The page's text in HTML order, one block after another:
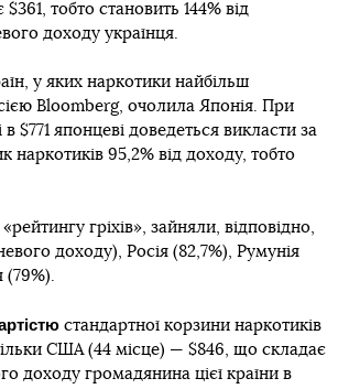
тобто становить 144% від
доходу українця.
у яких наркотики найбільш
Bloomberg, очолила Японія. При
$771 японцеві доведеться викласти за
наркотиків 95,2% від доходу, тобто
гріхів», зайняли, відповідно,
доходу), Росія (82,7%), Румунія
(79%).
стандартної корзини наркотиків
США (44 місце) — $846, що складає
доходу громадянина цієї країни в